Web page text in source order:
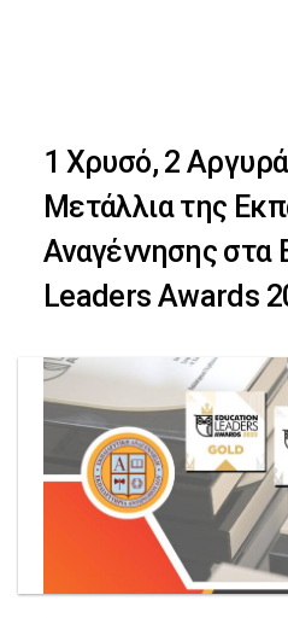
navigation
to
content
1 Χρυσό, 2
Μετάλλια της
Αναγέννησης στα
Leaders Awards